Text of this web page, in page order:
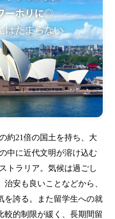
約21倍の国土を持ち、大
中に近代文明が溶け込む
トラリア。気候は過ごし
安も良いことなどから、
を誇る。また留学生への就
較的制限が緩く、長期間留